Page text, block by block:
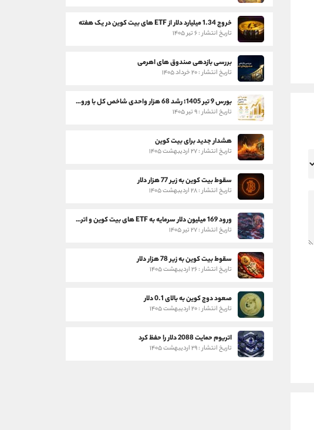
خروج 1.34 میلیارد دلار از ETF های بیت کوین در یک هفته
تاریخ انتشار : ۶ تیر ۱۴۰۵
بررسی بازدهی صندوق های اهرمی
تاریخ انتشار : ۲۰ خرداد ۱۴۰۵
بورس 9 تیر 1405؛ رشد 68 هزار واحدی شاخص کل با ورود 3 همت پول حقیقی
تاریخ انتشار : ۹ تیر ۱۴۰۵
هشدار جدید برای بیت کوین
تاریخ انتشار : ۲۷ اردیبهشت ۱۴۰۵
سقوط بیت کوین به زیر 77 هزار دلار
تاریخ انتشار : ۲۸ اردیبهشت ۱۴۰۵
ورود 169 میلیون دلار سرمایه به ETF های بیت کوین و اتریوم
تاریخ انتشار : ۲۷ تیر ۱۴۰۵
سقوط بیت کوین به زیر 78 هزار دلار
تاریخ انتشار : ۲۶ اردیبهشت ۱۴۰۵
صعود دوج کوین به بالای 0.1 دلار
تاریخ انتشار : ۲۰ اردیبهشت ۱۴۰۵
اتریوم حمایت 2088 دلار را حفظ کرد
تاریخ انتشار : ۲۹ اردیبهشت ۱۴۰۵